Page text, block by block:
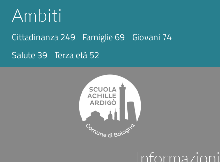
Ambiti
cittadinanza249 famiglie69 giovani 74
salute39 terza età52
Informazioni